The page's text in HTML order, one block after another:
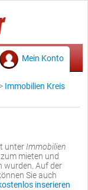
Mein Konto
> Immobilien Kreis
unter Immobilien
mieten und
wurden. Auf der
Sie auch
inserieren